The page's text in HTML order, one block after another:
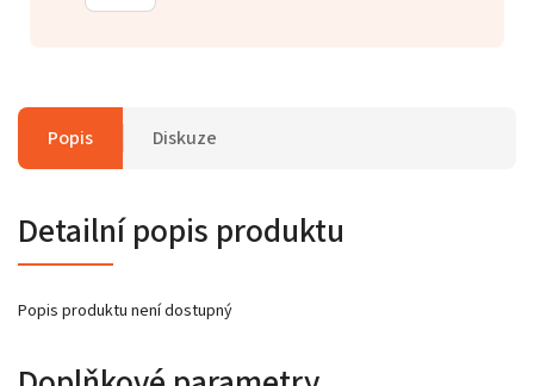
Popis Diskuze
Detailní popis produktu
Popis produktu není dostupný